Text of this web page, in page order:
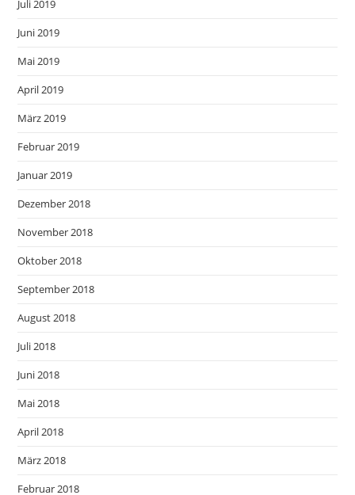
Juli 2019
Juni 2019
Mai 2019
April 2019
März 2019
Februar 2019
Januar 2019
Dezember 2018
November 2018
Oktober 2018
September 2018
August 2018
Juli 2018
Juni 2018
Mai 2018
April 2018
März 2018
Februar 2018